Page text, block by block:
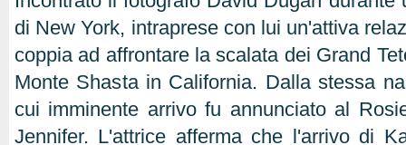
di New York, intraprese con lui un'attiva
coppia ad affrontare la scalata dei Grand
Monte Shasta in California. Dalla stessa
cui imminente arrivo fu annunciato al
Jennifer. L'attrice afferma che l'arrivo di